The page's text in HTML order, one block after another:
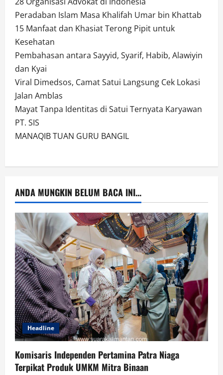
Peradaban Islam Masa Khalifah Umar bin Khattab
15 Manfaat dan Khasiat Terong Pipit untuk
Kesehatan
Pembahasan antara Sayyid, Syarif, Habib, Alawiyin
dan Kyai
Viral Dimedsos, Camat Satui Langsung Cek Lokasi
Jalan Amblas
Mayat Tanpa Identitas di Satui Ternyata Karyawan
PT. SIS
MANAQIB TUAN GURU BANGIL
ANDA MUNGKIN BELUM BACA INI...
Headline
Komisaris Independen Pertamina Patra Niaga
Terpikat Produk UMKM Mitra Binaan